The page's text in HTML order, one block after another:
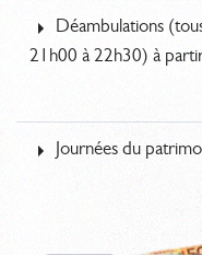
Déambulations
21h00 à 22h30) à
Journées du